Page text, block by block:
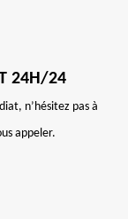
24H/24
n’hésitez pas à
appeler.